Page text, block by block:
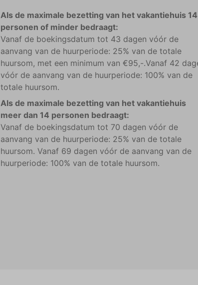
Als de maximale bezetting van het vakantiehuis 14
personen of minder bedraagt:
Vanaf de boekingsdatum tot 43 dagen vóór de
aanvang van de huurperiode: 25% van de totale
huursom, met een minimum van €95,-.Vanaf 42
vóór de aanvang van de huurperiode: 100% van de
totale huursom.
Als de maximale bezetting van het vakantiehuis
meer dan 14 personen bedraagt:
Vanaf de boekingsdatum tot 70 dagen vóór de
aanvang van de huurperiode: 25% van de totale
huursom. Vanaf 69 dagen vóór de aanvang van de
huurperiode: 100% van de totale huursom.